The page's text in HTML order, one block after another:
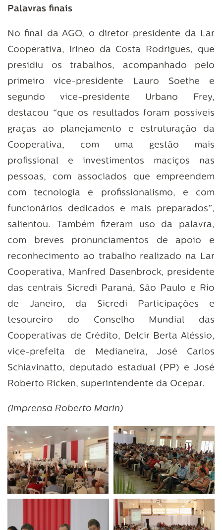
Palavras finais
No final da AGO, o diretor-presidente da Lar
Cooperativa, Irineo da Costa Rodrigues, que
presidiu os trabalhos, acompanhado pelo
primeiro vice-presidente Lauro Soethe e
segundo vice-presidente Urbano Frey,
destacou “que os resultados foram possíveis
graças ao planejamento e estruturação da
Cooperativa, com uma gestão mais
profissional e investimentos maciços nas
pessoas, com associados que empreendem
com tecnologia e profissionalismo, e com
funcionários dedicados e mais preparados”,
salientou. Também fizeram uso da palavra,
com breves pronunciamentos de apoio e
reconhecimento ao trabalho realizado na Lar
Cooperativa, Manfred Dasenbrock, presidente
das centrais Sicredi Paraná, São Paulo e Rio
de Janeiro, da Sicredi Participações e
tesoureiro do Conselho Mundial das
Cooperativas de Crédito, Delcir Berta Aléssio,
vice-prefeita de Medianeira, José Carlos
Schiavinatto, deputado estadual (PP) e José
Roberto Ricken, superintendente da Ocepar.
(Imprensa Roberto Marin)